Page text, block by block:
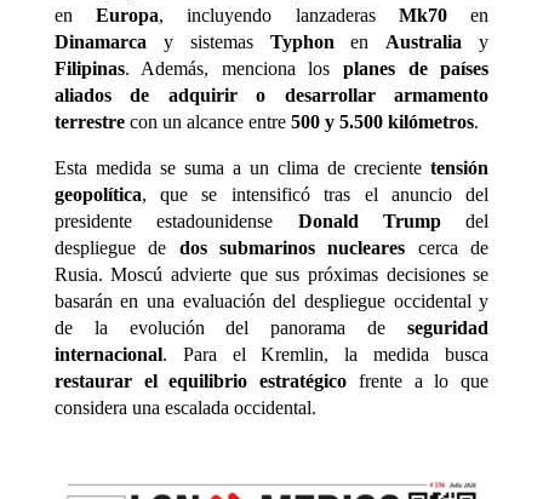
enEuropa, incluyendo lanzaderas Mk70en
Dinamarca y sistemas Typhon en Australia y
Filipinas. Además, menciona losplanes de países
aliados de adquirir o desarrollar armamento
terrestrecon un alcance entre 500 y 5.500 kilómetros.
Esta medida se suma a un clima de crecientetensión
geopolítica, que se intensificó tras el anuncio del
presidente estadounidense Donald Trumpdel
despliegue de dos submarinos nucleares cerca de
Rusia. Moscú advierte que sus próximas decisiones se
basarán en una evaluación del despliegue occidental y
de la evolución del panorama deseguridad
internacional. Para el Kremlin, la medida busca
restaurar el equilibrio estratégico frente a lo que
considera una escalada occidental.